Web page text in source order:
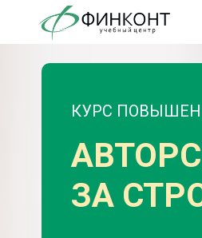
ЗА
КУРС